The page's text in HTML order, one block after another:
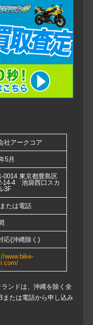
社アークコア
5月
0014 東京都豊島区
14-4 池袋西口スカ
3F
たは電話
応(沖縄除く)
www.bike-
ンドは、沖縄を除く全
または電話から申し込み